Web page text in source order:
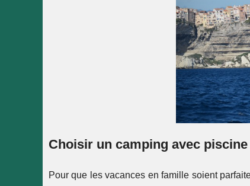
Choisir un camping avec
Pour que les vacances en famille soient